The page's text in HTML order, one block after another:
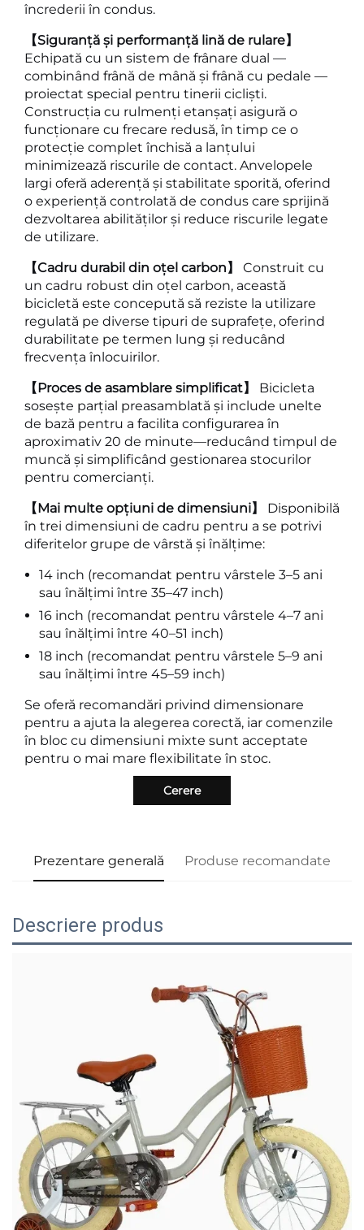
încrederii în condus.
【Siguranță și performanță lină de rulare】
Echipată cu un sistem de frânare dual —
combinând frână de mână și frână cu pedale —
proiectat special pentru tinerii cicliști.
Construcția cu rulmenți etanșați asigură o
funcționare cu frecare redusă, în timp ce o
protecție complet închisă a lanțului
minimizează riscurile de contact. Anvelopele
largi oferă aderență și stabilitate sporită, oferind
o experiență controlată de condus care sprijină
dezvoltarea abilităților și reduce riscurile legate
de utilizare.
【Cadru durabil din oțel carbon】 Construit cu
un cadru robust din oțel carbon, această
bicicletă este concepută să reziste la utilizare
regulată pe diverse tipuri de suprafețe, oferind
durabilitate pe termen lung și reducând
frecvența înlocuirilor.
【Proces de asamblare simplificat】 Bicicleta
sosește parțial preasamblată și include unelte
de bază pentru a facilita configurarea în
aproximativ 20 de minute—reducând timpul de
muncă și simplificând gestionarea stocurilor
pentru comercianți.
【Mai multe opțiuni de dimensiuni】 Disponibilă
în trei dimensiuni de cadru pentru a se potrivi
diferitelor grupe de vârstă și înălțime:
14 inch (recomandat pentru vârstele 3–5 ani
sau înălțimi între 35–47 inch)
16 inch (recomandat pentru vârstele 4–7 ani
sau înălțimi între 40–51 inch)
18 inch (recomandat pentru vârstele 5–9 ani
sau înălțimi între 45–59 inch)
Se oferă recomandări privind dimensionare
pentru a ajuta la alegerea corectă, iar comenzile
în bloc cu dimensiuni mixte sunt acceptate
pentru o mai mare flexibilitate în stoc.
Cerere
Prezentare generală Produse recomandate
Descriere produs